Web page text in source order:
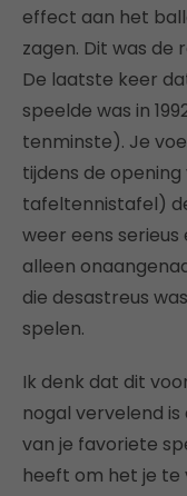
effect aan het
zagen. Dit was de
De laatste keer
speelde was in
tenminste). Je
tijdens de
tafeltennistafel)
weer eens
alleen
die desastreus
spelen.
Ik denk dat dit
nogal vervelend
van je favoriete
heeft om het je te